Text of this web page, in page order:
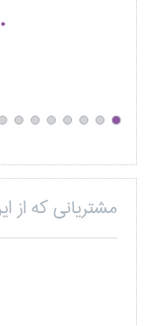
مشتریانی که از